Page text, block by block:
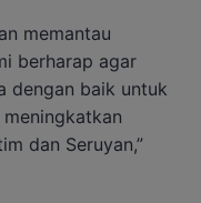
memantau
berharap agar
dengan baik untuk
dan Seruyan,”